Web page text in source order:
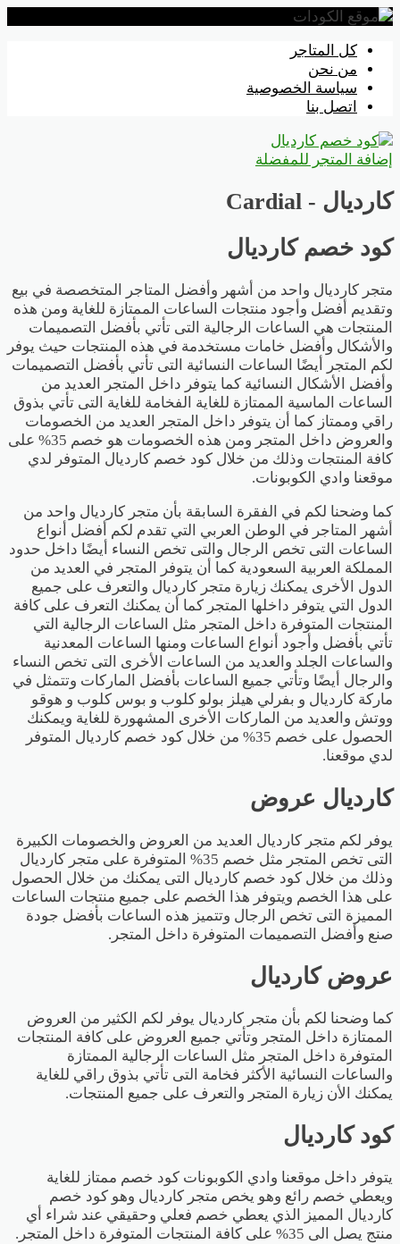
تخطي
المحتوى
كل المتاجر
من نحن
سياسة الخصوصية
اتصل بنا
إضافة المتجر للمفضلة
كارديال - Cardial
كود خصم كارديال
متجر كارديال واحد من أشهر وأفضل المتاجر المتخصصة في بيع
وتقديم أفضل وأجود منتجات الساعات الممتازة للغاية ومن هذه
المنتجات هي الساعات الرجالية التى تأتي بأفضل التصميمات
والأشكال وأفضل خامات مستخدمة في هذه المنتجات حيث يوفر
لكم المتجر أيضًا الساعات النسائية التى تأتي بأفضل التصميمات
وأفضل الأشكال النسائية كما يتوفر داخل المتجر العديد من
الساعات الماسية الممتازة للغاية الفخامة للغاية التى تأتي بذوق
راقي وممتاز كما أن يتوفر داخل المتجر العديد من الخصومات
والعروض داخل المتجر ومن هذه الخصومات هو خصم 35% على
كافة المنتجات وذلك من خلال كود خصم كارديال المتوفر لدي
موقعنا وادي الكوبونات.
كما وضحنا لكم في الفقرة السابقة بأن متجر كارديال واحد من
أشهر المتاجر في الوطن العربي التي تقدم لكم أفضل أنواع
الساعات التى تخص الرجال والتى تخص النساء أيضًا داخل حدود
المملكة العربية السعودية كما أن يتوفر المتجر في العديد من
الدول الأخرى يمكنك زيارة متجر كارديال والتعرف على جميع
الدول التي يتوفر داخلها المتجر كما أن يمكنك التعرف على كافة
المنتجات المتوفرة داخل المتجر مثل الساعات الرجالية التي
تأتي بأفضل وأجود أنواع الساعات ومنها الساعات المعدنية
والساعات الجلد والعديد من الساعات الأخرى التى تخص النساء
والرجال أيضًا وتأتي جميع الساعات بأفضل الماركات وتتمثل في
ماركة كارديال و بفرلي هيلز بولو كلوب و بوس كلوب و هوقو
ووتش والعديد من الماركات الأخرى المشهورة للغاية ويمكنك
الحصول على خصم 35% من خلال كود خصم كارديال المتوفر
لدي موقعنا.
كارديال عروض
يوفر لكم متجر كارديال العديد من العروض والخصومات الكبيرة
التى تخص المتجر مثل خصم 35% المتوفرة على متجر كارديال
وذلك من خلال كود خصم كارديال التى يمكنك من خلال الحصول
على هذا الخصم ويتوفر هذا الخصم على جميع منتجات الساعات
المميزة التى تخص الرجال وتتميز هذه الساعات بأفضل جودة
صنع وأفضل التصميمات المتوفرة داخل المتجر.
عروض كارديال
كما وضحنا لكم بأن متجر كارديال يوفر لكم الكثير من العروض
الممتازة داخل المتجر وتأتي جميع العروض على كافة المنتجات
المتوفرة داخل المتجر مثل الساعات الرجالية الممتازة
والساعات النسائية الأكثر فخامة التى تأتي بذوق راقي للغاية
يمكنك الأن زيارة المتجر والتعرف على جميع المنتجات.
كود كارديال
يتوفر داخل موقعنا وادي الكوبونات كود خصم ممتاز للغاية
ويعطي خصم رائع وهو يخص متجر كارديال وهو كود خصم
كارديال المميز الذي يعطي خصم فعلي وحقيقي عند شراء أي
منتج يصل الى 35% على كافة المنتجات المتوفرة داخل المتجر.